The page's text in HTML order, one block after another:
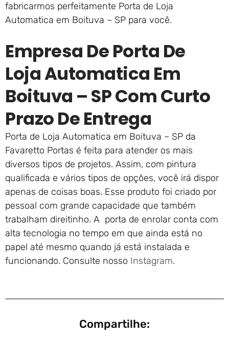
fabricarmos perfeitamente Porta de Loja
Automatica em Boituva – SP para você.
Empresa De Porta De
Loja Automatica Em
Boituva – SP Com Curto
Prazo De Entrega
Porta de Loja Automatica em Boituva – SP da
Favaretto Portas é feita para atender os mais
diversos tipos de projetos. Assim, com pintura
qualificada e vários tipos de opções, você irá dispor
apenas de coisas boas. Esse produto foi criado por
pessoal com grande capacidade que também
trabalham direitinho. A porta de enrolar conta com
alta tecnologia no tempo em que ainda está no
papel até mesmo quando já está instalada e
funcionando. Consulte nosso Instagram.
Compartilhe: